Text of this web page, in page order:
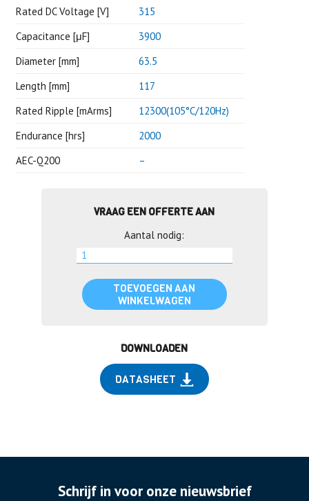
Rated DC Voltage [V]
315
Capacitance [μF]
3900
Diameter [mm]
63.5
Length [mm]
117
Rated Ripple [mArms]
12300(105°C/120Hz)
Endurance [hrs]
2000
AEC-Q200
–
VRAAG EEN OFFERTE AAN
Aantal nodig:
TOEVOEGEN AAN
WINKELWAGEN
DOWNLOADEN
DATASHEET
Schrijf in voor onze nieuwsbrief